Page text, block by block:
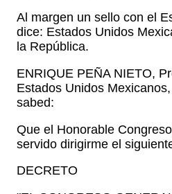
Al margen un sello con el
dice: Estados Unidos
la República.
ENRIQUE PEÑA NIETO,
Estados Unidos
sabed:
Que el Honorable
servido dirigirme el
DECRETO